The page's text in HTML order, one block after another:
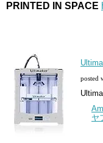
PRINTED IN SPACE
posted
ヤ